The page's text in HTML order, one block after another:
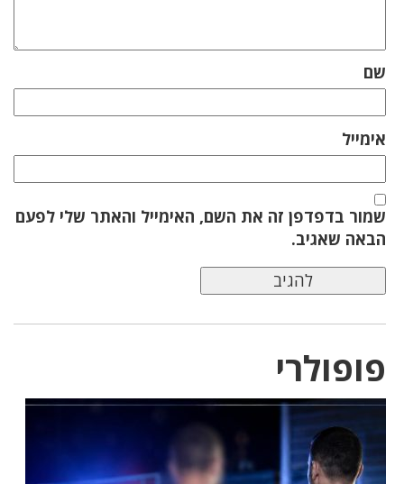
שם
אימייל
שמור בדפדפן זה את השם, האימייל והאתר שלי לפעם
הבאה שאגיב.
פופולרי